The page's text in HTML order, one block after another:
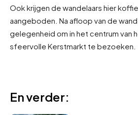
Ook krijgen de wandelaars hier
aangeboden. Na afloop van de
gelegenheid om in het centrum van
sfeervolle Kerstmarkt te bezoeken.
En verder: